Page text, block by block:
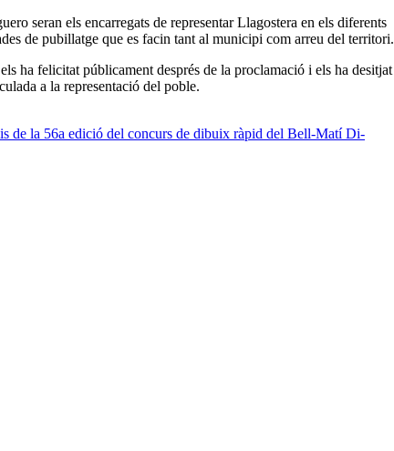
seran els encarregats de representar Llagostera en els diferents
de pubillatge que es facin tant al municipi com arreu del territori.
ha felicitat públicament després de la proclamació i els ha desitjat
a la representació del poble.
de la 56a edició del concurs de dibuix ràpid del Bell-MatíDi-